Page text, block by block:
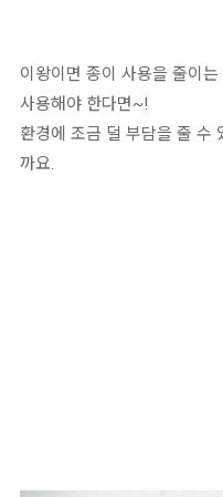
이왕이면 종이 사용을 줄이
사용해야 한다면~!
환경에 조금 덜 부담을 줄 수
까요.